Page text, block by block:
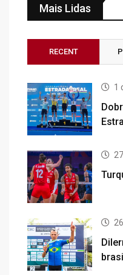
Mais Lidas
RECENT
1